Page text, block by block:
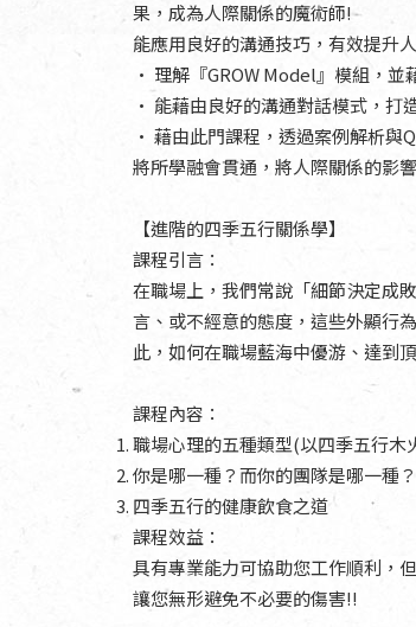
果，成為人際關係的魔術師!
能應用良好的溝通技巧，有效提升
• 理解『GROW Model』模組，並
• 能藉由良好的溝通對話模式，打
• 藉由此門課程，透過案例解析與
將所學融會貫通，將人際關係的影
【進階的四季五行關係學】
課程引言：
在職場上，我們常說「細節決定成
言、或不經意的態度，這些外顯行
此，如何在職場藍海中優游、達到
課程內容：
職場心理的五種類型(以四季五行木
你是哪一種？而你的團隊是哪一種？
四季五行的健康飲食之道
課程效益：
具有專業能力可協助您工作順利，
讓您無形避免不必要的傷害!!